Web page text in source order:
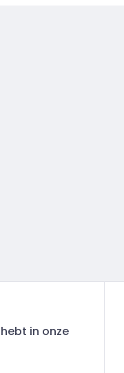
in onze